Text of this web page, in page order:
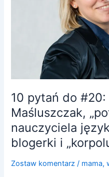
10 pytań do
Maśluszczak,
nauczyciela
blogerki i
Zostaw komentarz / mama,
niemieckiego,
„korpoludzika”